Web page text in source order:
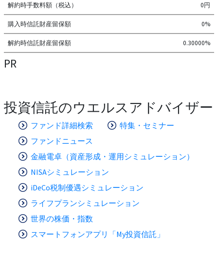
解約時手数料額（税込） 0円
購入時信託財産留保額 0%
解約時信託財産留保額 0.30000%
PR
投資信託のウエルスアドバイザー
ファンド詳細検索
特集・セミナー
ファンドニュース
金融電卓（資産形成・運用シミュレーション）
NISAシミュレーション
iDeCo税制優遇シミュレーション
ライフプランシミュレーション
世界の株価・指数
スマートフォンアプリ「My投資信託」